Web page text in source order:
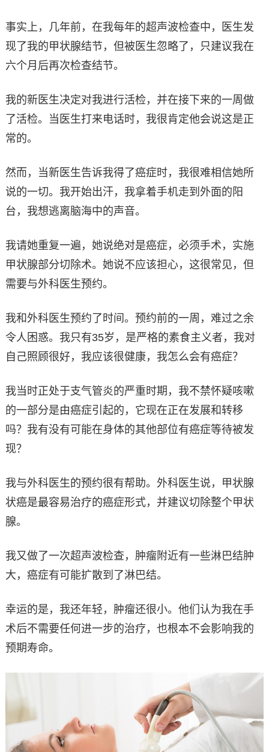
事实上，几年前，在我每年的超声波检查中，医生发
现了我的甲状腺结节，但被医生忽略了，只建议我在
六个月后再次检查结节。
我的新医生决定对我进行活检，并在接下来的一周做
了活检。当医生打来电话时，我很肯定他会说这是正
常的。
然而，当新医生告诉我得了癌症时，我很难相信她所
说的一切。我开始出汗，我拿着手机走到外面的阳
台，我想逃离脑海中的声音。
我请她重复一遍，她说绝对是癌症，必须手术，实施
甲状腺部分切除术。她说不应该担心，这很常见，但
需要与外科医生预约。
我和外科医生预约了时间。预约前的一周，难过之余
令人困惑。我只有35岁，是严格的素食主义者，我对
自己照顾很好，我应该很健康，我怎么会有癌症？
我当时正处于支气管炎的严重时期，我不禁怀疑咳嗽
的一部分是由癌症引起的，它现在正在发展和转移
吗？我有没有可能在身体的其他部位有癌症等待被发
现？
我与外科医生的预约很有帮助。外科医生说，甲状腺
状癌是最容易治疗的癌症形式，并建议切除整个甲状
腺。
我又做了一次超声波检查，肿瘤附近有一些淋巴结肿
大，癌症有可能扩散到了淋巴结。
幸运的是，我还年轻，肿瘤还很小。他们认为我在手
术后不需要任何进一步的治疗，也根本不会影响我的
预期寿命。